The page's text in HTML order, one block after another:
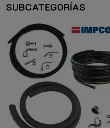
SUBCATEGORÍAS